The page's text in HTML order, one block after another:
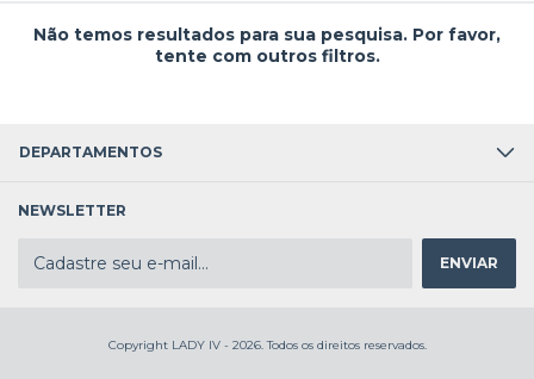
Não temos resultados para sua pesquisa. Por favor,
tente com outros filtros.
DEPARTAMENTOS
NEWSLETTER
Copyright LADY IV - 2026. Todos os direitos reservados.